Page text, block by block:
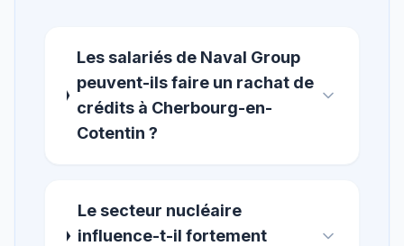
Les salariés de Naval Group
peuvent-ils faire un rachat de
crédits à Cherbourg-en-
Cotentin ?
Le secteur nucléaire
influence-t-il fortement